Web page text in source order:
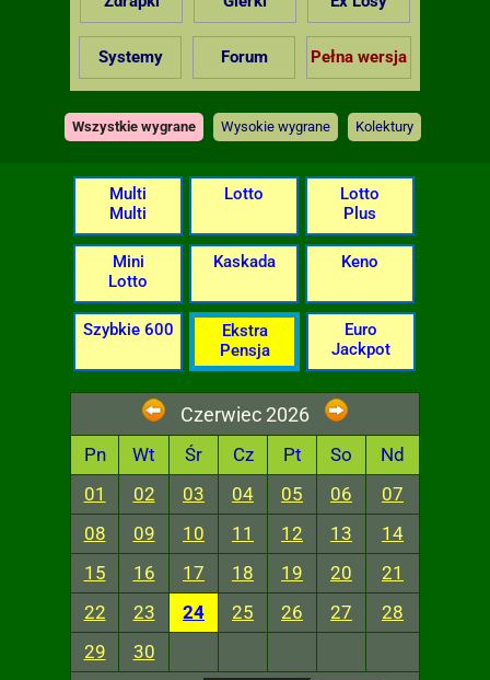
Systemy Forum Pełna wersja
Wszystkie wygrane Wysokie wygrane Kolektury
Multi
Multi
Lotto
Lotto
Plus
Mini
Lotto
Kaskada Keno
Szybkie 600
Ekstra
Pensja
Euro
Jackpot
Czerwiec 2026
Pn Wt Śr Cz Pt So
Nd
01
02 03 04 05 06
07
08
09 10 11 12 13
14
15
16 17 18 19 20
21
22
23 24 25 26 27
28
29
30